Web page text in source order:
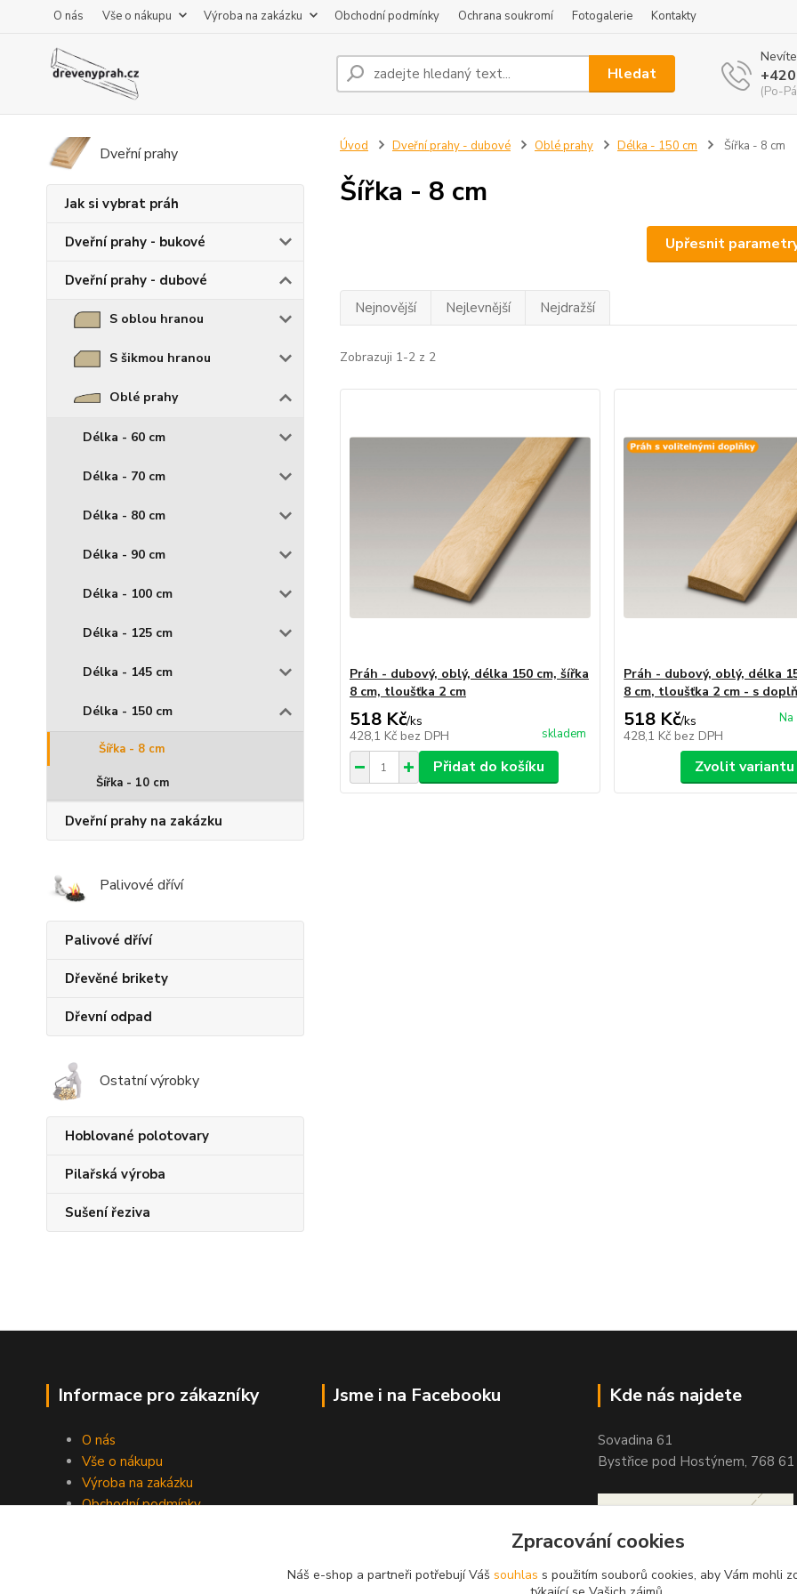
O nás Vše o nákupu Výroba na zakázku Obchodní podmínky Ochrana soukromí Fotogalerie Kontakty
Hledat
(Po-
Dveřní prahy
Jak si vybrat práh
Dveřní prahy - bukové
Dveřní prahy - dubové
S oblou hranou
S šikmou hranou
Oblé prahy
Délka - 60 cm
Délka - 70 cm
Délka - 80 cm
Délka - 90 cm
Délka - 100 cm
Délka - 125 cm
Délka - 145 cm
Délka - 150 cm
Šířka - 8 cm
Šířka - 10 cm
Dveřní prahy na zakázku
Palivové dříví
Palivové dříví
Dřevěné brikety
Dřevní odpad
Ostatní výrobky
Hoblované polotovary
Pilařská výroba
Sušení řeziva
Úvod Dveřní prahy - dubové Oblé prahy Délka - 150 cm Šířka - 8 cm
Šířka - 8 cm
Upřesnit
Nejnovější Nejlevnější Nejdražší
Zobrazuji 1-2 z 2
Práh - dubový, oblý, délka 150 cm, šířka
8 cm, tloušťka 2 cm
518 Kč/ks
428,1 Kč bez DPH skladem
Přidat do košíku
Práh - dubový, oblý, délka
8 cm, tloušťka 2 cm - s
518 Kč/ks
428,1 Kč bez DPH
Na
Zvolit variantu
Informace pro zákazníky
O nás
Vše o nákupu
Výroba na zakázku
Obchodní podmínky
Jsme i na Facebooku Kde nás najdete
Sovadina 61
Bystřice pod Hostýnem, 768 61
Zpracování cookies
Náš e-shop a partneři potřebují Váš souhlas s použitím souborů cookies, aby Vám mohli